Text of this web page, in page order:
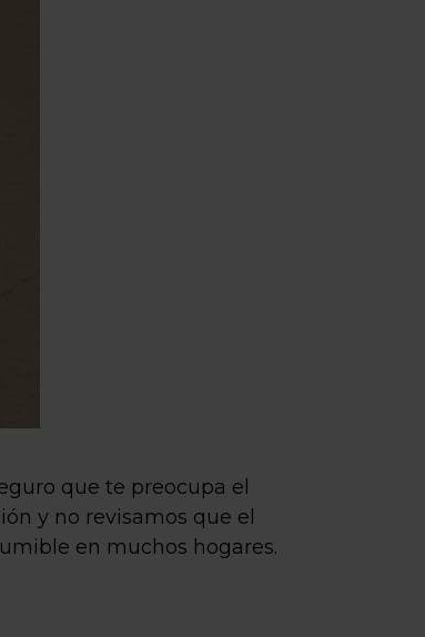
que te preocupa el
y no revisamos que el
en muchos hogares.